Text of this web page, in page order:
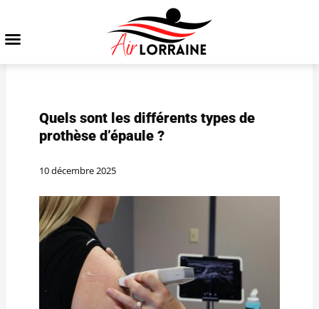
Quels sont les différents types de
prothèse d’épaule ?
10 décembre 2025